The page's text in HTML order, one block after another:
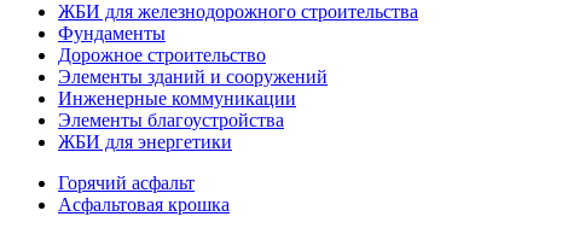
ЖБИ для железнодорожного строительства
Фундаменты
Дорожное строительство
Элементы зданий и сооружений
Инженерные коммуникации
Элементы благоустройства
ЖБИ для энергетики
Горячий асфальт
Асфальтовая крошка